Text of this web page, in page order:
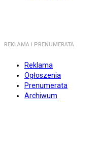
REKLAMA I PRENUMERATA
Reklama
Ogłoszenia
Prenumerata
Archiwum